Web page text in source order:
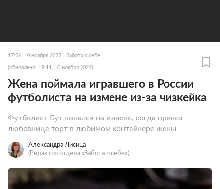
17:56, 10 ноября 2022 Забота о себе
(обновлено: 19:11, 10 ноября 2022)
Жена поймала игравшего в России
футболиста на измене из-за чизкейка
Футболист Бут попался на измене, когда привез
любовнице торт в любимом контейнере жены
Александра Лисица
(Редактор отдела «Забота о себе»)